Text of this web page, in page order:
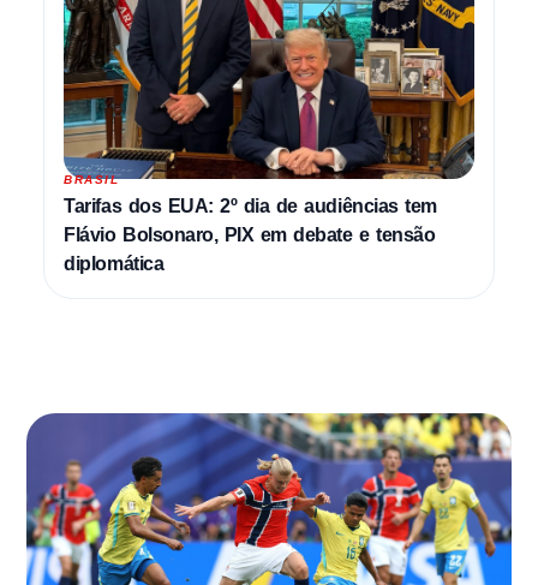
BRASIL
Tarifas dos EUA: 2º dia de audiências tem
Flávio Bolsonaro, PIX em debate e tensão
diplomática